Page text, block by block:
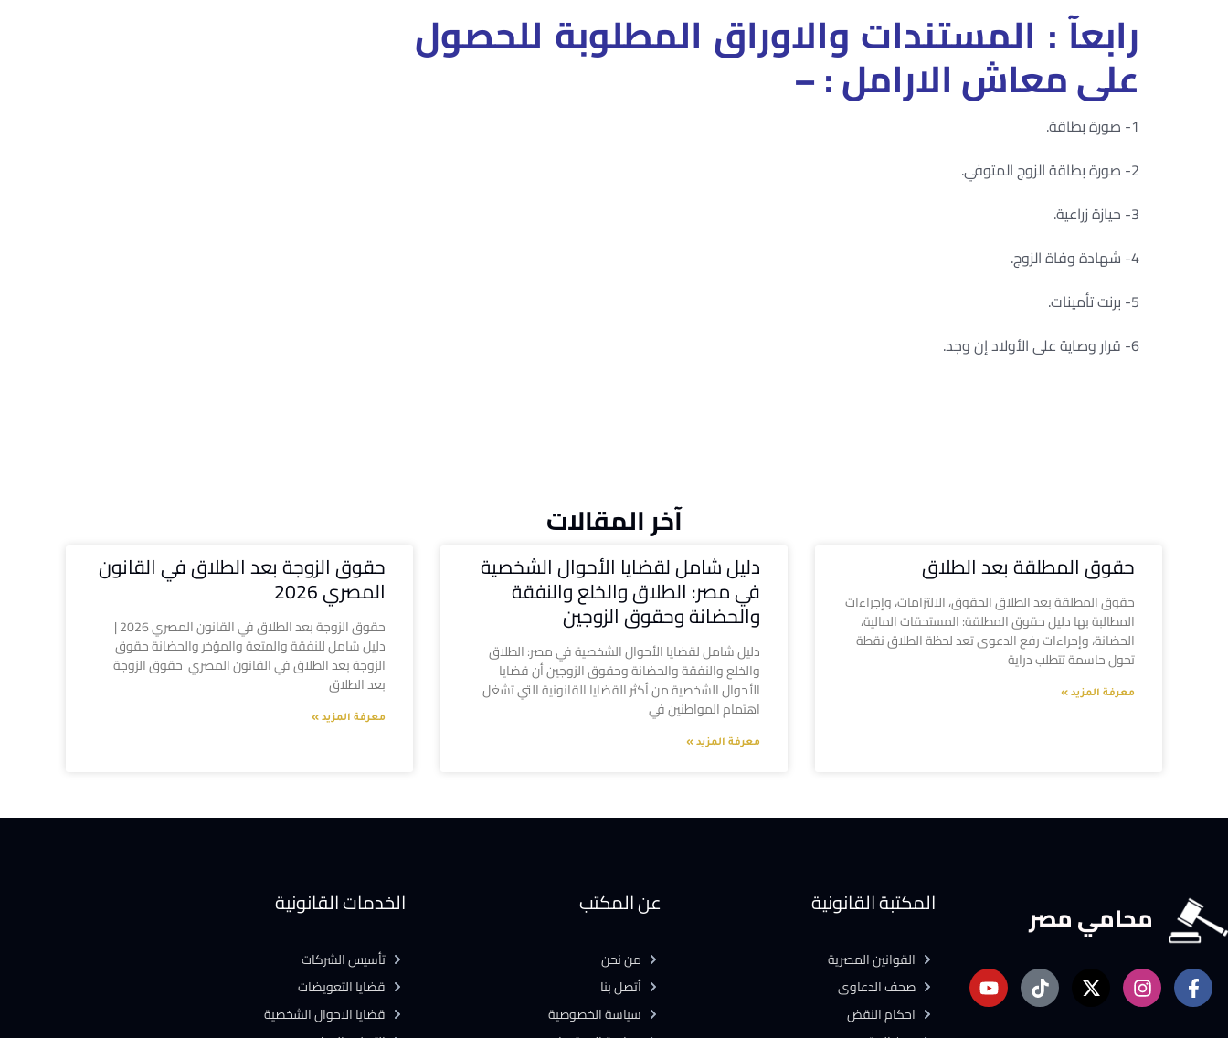
رابعآ : المستندات والاوراق المطلوبة للحصول
على معاش الارامل : –
1- صورة بطاقة.
2- صورة بطاقة الزوج المتوفي.
3- حيازة زراعية.
4- شهادة وفاة الزوج.
5- برنت تأمينات.
6- قرار وصاية على الأولاد إن وجد.
آخر المقالات
حقوق المطلقة بعد الطلاق
حقوق المطلقة بعد الطلاق الحقوق، الالتزامات، وإجراءات
المطالبة بها دليل حقوق المطلقة: المستحقات المالية،
الحضانة، وإجراءات رفع الدعوى تعد لحظة الطلاق نقطة
تحول حاسمة تتطلب دراية
معرفة المزيد »
دليل شامل لقضايا الأحوال الشخصية
في مصر: الطلاق والخلع والنفقة
والحضانة وحقوق الزوجين
دليل شامل لقضايا الأحوال الشخصية في مصر: الطلاق
والخلع والنفقة والحضانة وحقوق الزوجين أن قضايا
الأحوال الشخصية من أكثر القضايا القانونية التي تشغل
اهتمام المواطنين في
معرفة المزيد »
حقوق الزوجة بعد الطلاق في القانون
المصري 2026
حقوق الزوجة بعد الطلاق في القانون المصري 2026 |
دليل شامل للنفقة والمتعة والمؤخر والحضانة حقوق
الزوجة بعد الطلاق في القانون المصري حقوق الزوجة
بعد الطلاق
معرفة المزيد »
محامي مصر المكتبة القانونية
القوانين المصرية
صحف الدعاوى
احكام النقض
عن المكتب
من نحن
أتصل بنا
سياسة الخصوصية
الخدمات القانونية
تأسيس الشركات
قضايا التعويضات
قضايا الاحوال الشخصية